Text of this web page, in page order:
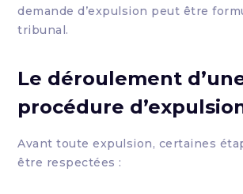
demande d’expulsion peut être
tribunal.
Le déroulement
procédure
Avant toute expulsion, certaines
être respectées :